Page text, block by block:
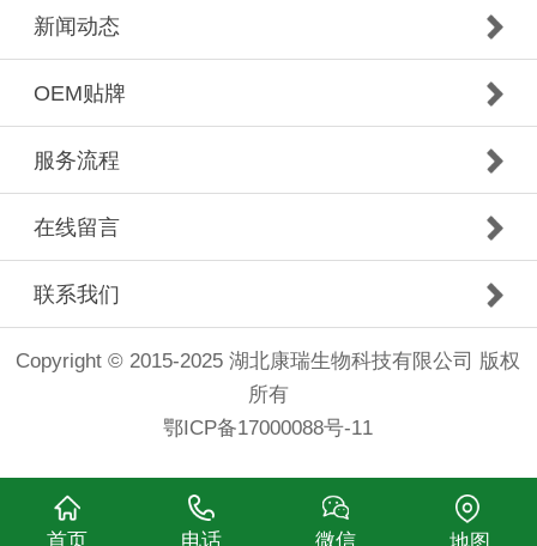
新闻动态
OEM贴牌
服务流程
在线留言
联系我们
Copyright © 2015-2025 湖北康瑞生物科技有限公司 版权
所有
鄂ICP备17000088号-11
首页 电话 微信